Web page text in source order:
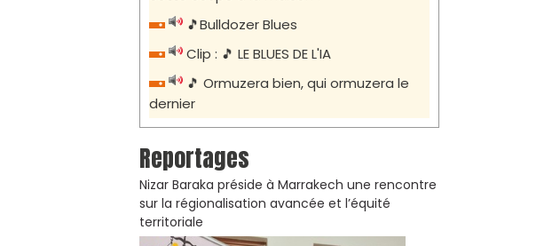
🎵Bulldozer Blues
Clip : 🎵 LE BLUES DE L'IA
🎵 Ormuzera bien, qui ormuzera le
dernier
Reportages
Nizar Baraka préside à Marrakech une rencontre
sur la régionalisation avancée et l’équité
territoriale